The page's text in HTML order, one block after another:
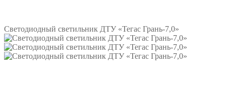
Светодиодный светильник ДТУ «Тегас Грань-7,0»